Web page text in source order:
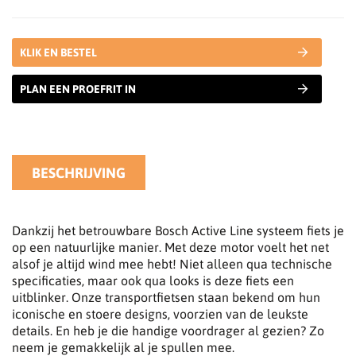
KLIK EN BESTEL
PLAN EEN PROEFRIT IN
BESCHRIJVING
Dankzij het betrouwbare Bosch Active Line systeem fiets je
op een natuurlijke manier. Met deze motor voelt het net
alsof je altijd wind mee hebt! Niet alleen qua technische
specificaties, maar ook qua looks is deze fiets een
uitblinker. Onze transportfietsen staan bekend om hun
iconische en stoere designs, voorzien van de leukste
details. En heb je die handige voordrager al gezien? Zo
neem je gemakkelijk al je spullen mee.